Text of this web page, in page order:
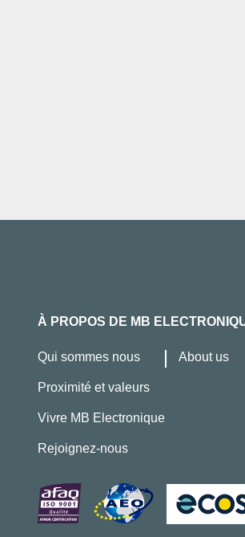
À PROPOS DE MB
Qui sommes nous About us
Proximité et valeurs
Vivre MB Electronique
Rejoignez-nous